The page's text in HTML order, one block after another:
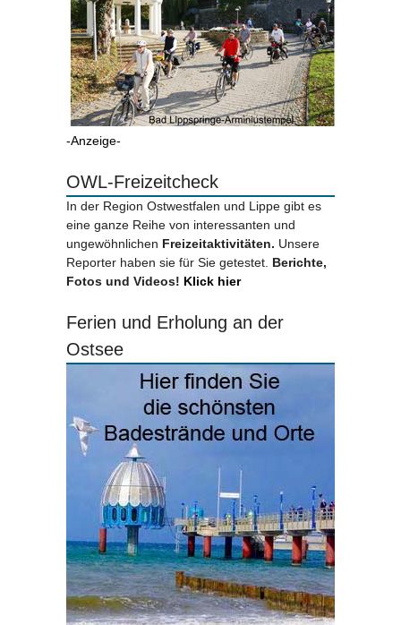
-Anzeige-
OWL-Freizeitcheck
In der Region Ostwestfalen und Lippe gibt es
eine ganze Reihe von interessanten und
ungewöhnlichen Freizeitaktivitäten. Unsere
Reporter haben sie für Sie getestet. Berichte,
Fotos und Videos! Klick hier
Ferien und Erholung an der
Ostsee